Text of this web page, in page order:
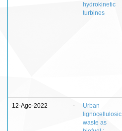
hydrokinetic
turbines
12-Ago-2022 -
Urban
lignocellulosic
waste as